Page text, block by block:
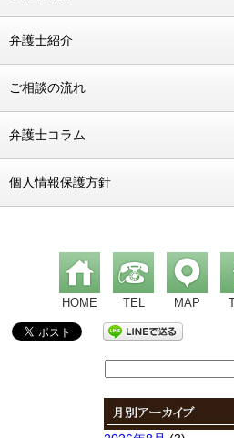
弁護士紹介
ご相談の流れ
弁護士コラム
個人情報保護方針
HOME TEL MAP